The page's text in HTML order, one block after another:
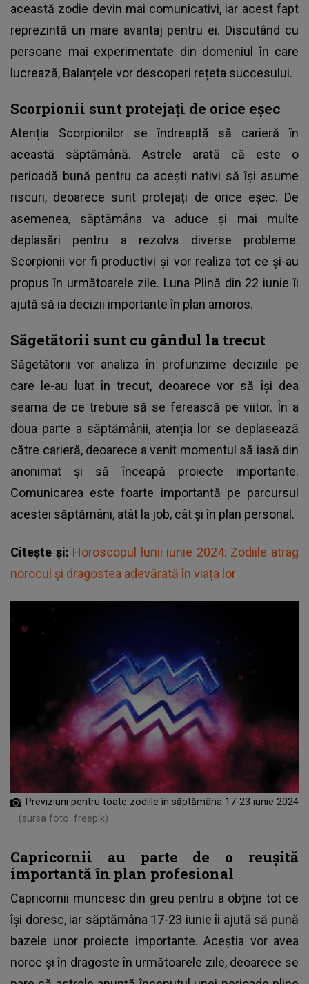
această zodie devin mai comunicativi, iar acest fapt
reprezintă un mare avantaj pentru ei. Discutând cu
persoane mai experimentate din domeniul în care
lucrează, Balanțele vor descoperi rețeta succesului.
Scorpionii sunt protejați de orice eșec
Atenția Scorpionilor se îndreaptă să carieră în
această săptămână. Astrele arată că este o
perioadă bună pentru ca acești nativi să își asume
riscuri, deoarece sunt protejați de orice eșec. De
asemenea, săptămâna va aduce și mai multe
deplasări pentru a rezolva diverse probleme.
Scorpionii vor fi productivi și vor realiza tot ce și-au
propus în următoarele zile. Luna Plină din 22 iunie îi
ajută să ia decizii importante în plan amoros.
Săgetătorii sunt cu gândul la trecut
Săgetătorii vor analiza în profunzime deciziile pe
care le-au luat în trecut, deoarece vor să își dea
seama de ce trebuie să se ferească pe viitor. În a
doua parte a săptămânii, atenția lor se deplasează
către carieră, deoarece a venit momentul să iasă din
anonimat și să înceapă proiecte importante.
Comunicarea este foarte importantă pe parcursul
acestei săptămâni, atât la job, cât și în plan personal.
Citește și: Horoscopul lunii iunie 2024: Zodiile atrag
norocul și dragostea adevărată în viața lor
Previziuni pentru toate zodiile în săptămâna 17-23 iunie 2024
(sursa foto: freepik)
Capricornii au parte de o reușită
importantă în plan profesional
Capricornii muncesc din greu pentru a obține tot ce
își doresc, iar săptămâna 17-23 iunie îi ajută să pună
bazele unor proiecte importante. Aceștia vor avea
noroc și în dragoste în următoarele zile, deoarece se